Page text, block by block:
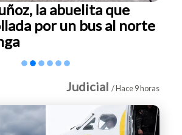
la abuelita que
por un bus al norte
Judicial / Hace 9 horas